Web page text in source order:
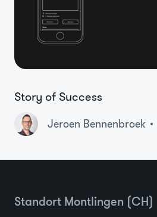
Story of Success
Jeroen Bennenbroek
Standort Montlingen (CH)